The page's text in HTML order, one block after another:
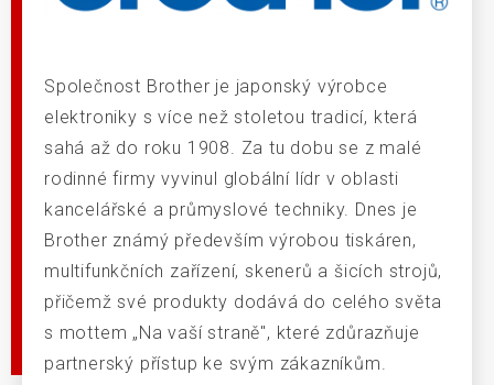
Společnost Brother je japonský výrobce
elektroniky s více než stoletou tradicí, která
sahá až do roku 1908. Za tu dobu se z malé
rodinné firmy vyvinul globální lídr v oblasti
kancelářské a průmyslové techniky. Dnes je
Brother známý především výrobou tiskáren,
multifunkčních zařízení, skenerů a šicích strojů,
přičemž své produkty dodává do celého světa
s mottem „Na vaší straně", které zdůrazňuje
partnerský přístup ke svým zákazníkům.